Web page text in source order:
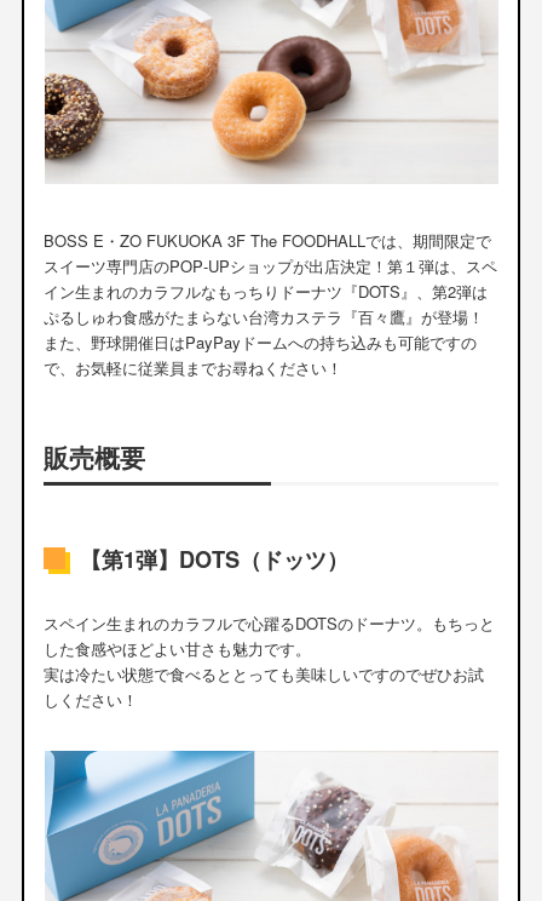
BOSS E・ZO FUKUOKA 3F The FOODHALLでは、期間限定で
スイーツ専門店のPOP‐UPショップが出店決定！第１弾は、スペ
イン生まれのカラフルなもっちりドーナツ『DOTS』、第2弾は
ぷるしゅわ食感がたまらない台湾カステラ『百々鷹』が登場！
また、野球開催日はPayPayドームへの持ち込みも可能ですの
で、お気軽に従業員までお尋ねください！
販売概要
【第1弾】DOTS（ドッツ）
スペイン生まれのカラフルで心躍るDOTSのドーナツ。もちっと
した食感やほどよい甘さも魅力です。
実は冷たい状態で食べるととっても美味しいですのでぜひお試
しください！